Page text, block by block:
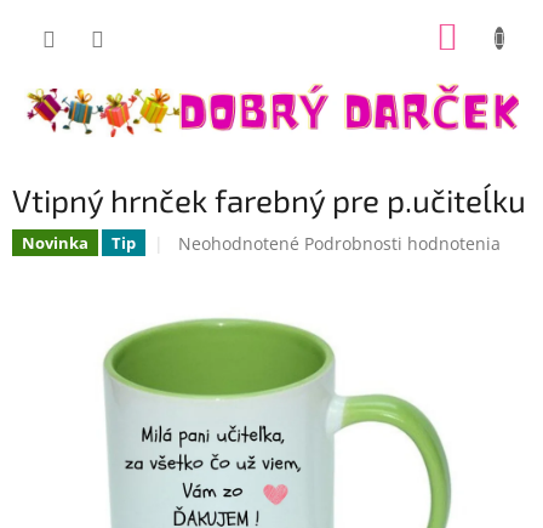
Vtipný hrnček farebný pre p.učiteĺku
Novinka Tip
Priemerné
0,0
hviezdičiek.
Neohodnotené Podrobnosti hodnotenia
Dobrý darček